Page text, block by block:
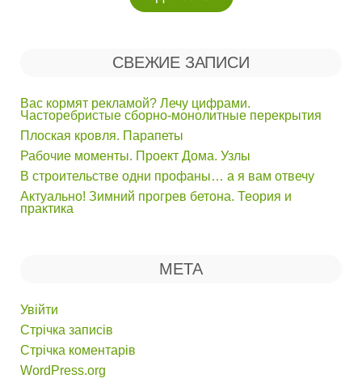
СВЕЖИЕ ЗАПИСИ
Вас кормят рекламой? Лечу цифрами.
Часторебристые сборно-монолитные перекрытия
Плоская кровля. Парапеты
Рабочие моменты. Проект Дома. Узлы
В строительстве одни профаны… а я вам отвечу
Актуально! Зимний прогрев бетона. Теория и
практика
МЕТА
Увійти
Стрічка записів
Стрічка коментарів
WordPress.org